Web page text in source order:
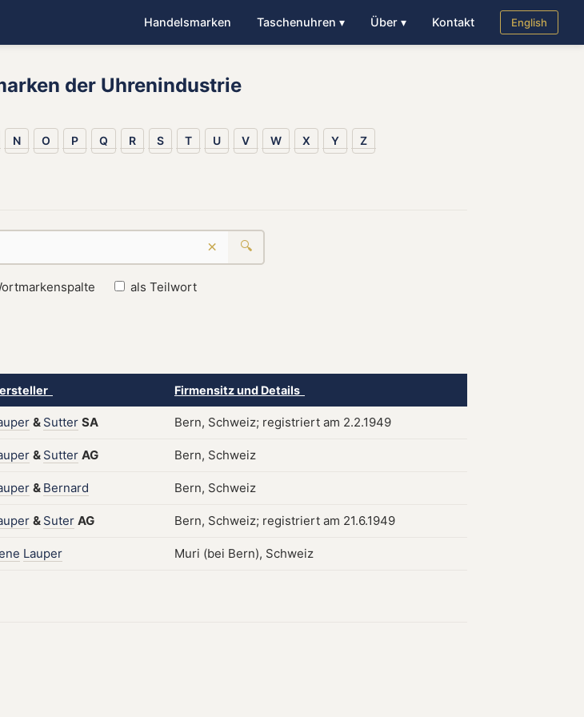
Handelsmarken Taschenuhren ▾ Über ▾ Kontakt English
der Uhrenindustrie
N O P Q R S T U V W X Y Z
× 🔍
als Teilwort
Firmensitz und Details
& Sutter SA Bern, Schweiz; registriert am 2.2.1949
& Sutter AG Bern, Schweiz
& Bernard Bern, Schweiz
& Suter AG Bern, Schweiz; registriert am 21.6.1949
Lauper Muri (bei Bern), Schweiz